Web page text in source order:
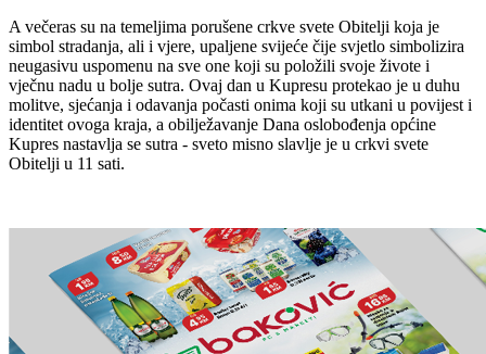
A večeras su na temeljima porušene crkve svete Obitelji koja je
simbol stradanja, ali i vjere, upaljene svijeće čije svjetlo simbolizira
neugasivu uspomenu na sve one koji su položili svoje živote i
vječnu nadu u bolje sutra. Ovaj dan u Kupresu protekao je u duhu
molitve, sjećanja i odavanja počasti onima koji su utkani u povijest i
identitet ovoga kraja, a obilježavanje Dana oslobođenja općine
Kupres nastavlja se sutra - sveto misno slavlje je u crkvi svete
Obitelji u 11 sati.